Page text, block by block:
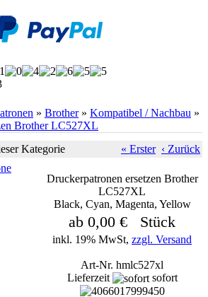
» Brother» Kompatibel / Nachbau »
Brother LC527XL
Kategorie
« Erster ‹ Zurück
Druckerpatronen ersetzen Brother
LC527XL
Black, Cyan, Magenta, Yellow
ab 0,00 € Stück
inkl. 19% MwSt, zzgl. Versand
Art-Nr. hmlc527xl
Lieferzeit
sofort